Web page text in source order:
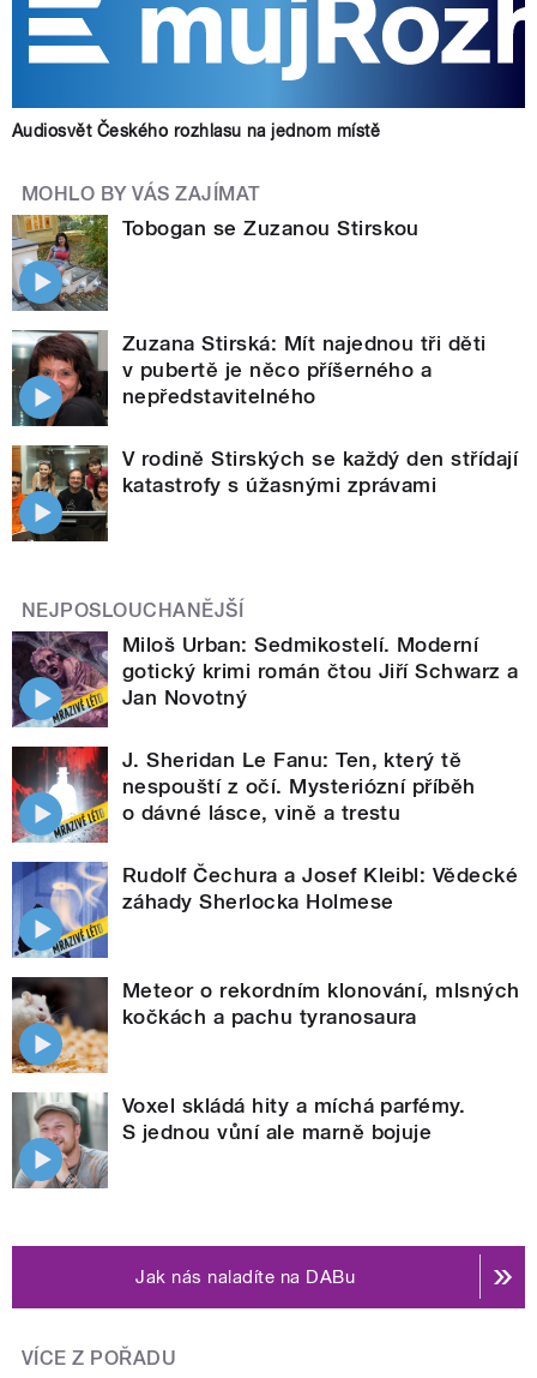
Audiosvět Českého rozhlasu na jednom místě
MOHLO BY VÁS ZAJÍMAT
Tobogan se Zuzanou Stirskou
Zuzana Stirská: Mít najednou tři děti
v pubertě je něco příšerného a
nepředstavitelného
V rodině Stirských se každý den střídají
katastrofy s úžasnými zprávami
NEJPOSLOUCHANĚJŠÍ
Miloš Urban: Sedmikostelí. Moderní
gotický krimi román čtou Jiří Schwarz a
Jan Novotný
J. Sheridan Le Fanu: Ten, který tě
nespouští z očí. Mysteriózní příběh
o dávné lásce, vině a trestu
Rudolf Čechura a Josef Kleibl: Vědecké
záhady Sherlocka Holmese
Meteor o rekordním klonování, mlsných
kočkách a pachu tyranosaura
Voxel skládá hity a míchá parfémy.
S jednou vůní ale marně bojuje
Jak nás naladíte na DABu
VÍCE Z POŘADU